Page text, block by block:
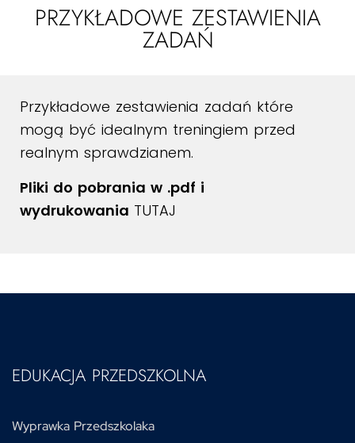
PRZYKŁADOWE ZESTAWIENIA
ZADAŃ
Przykładowe zestawienia zadań które
mogą być idealnym treningiem przed
realnym sprawdzianem.
Pliki do pobrania w .pdf i
wydrukowania TUTAJ
EDUKACJA PRZEDSZKOLNA
Wyprawka Przedszkolaka